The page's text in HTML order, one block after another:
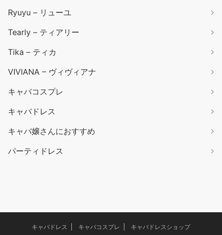
Ryuyu – リューユ
Tearly – ティアリー
Tika – ティカ
VIVIANA – ヴィヴィアナ
キャバコスプレ
キャバドレス
キャバ嬢さんにおすすめ
パーティドレス
キャバドレス キャバコスプレ キャバドレスショップ